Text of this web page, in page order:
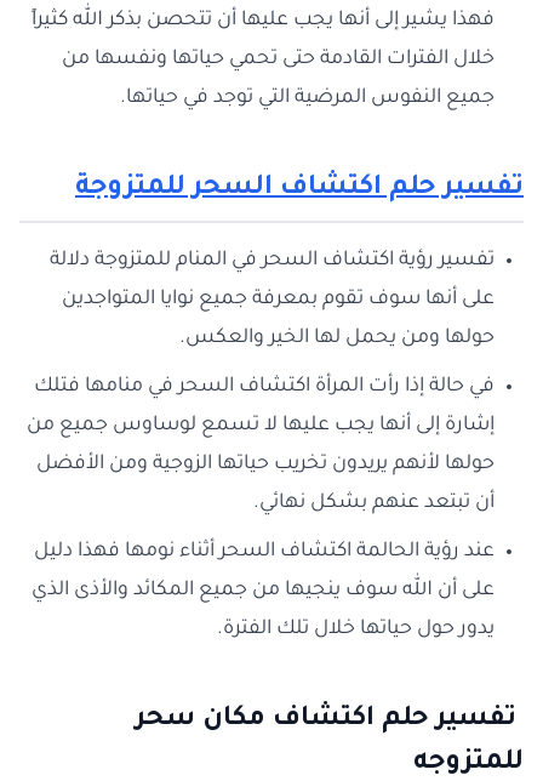
فهذا يشير إلى أنها يجب عليها أن تتحصن بذكر الله كثيراً
خلال الفترات القادمة حتى تحمي حياتها ونفسها من
جميع النفوس المرضية التي توجد في حياتها.
تفسير حلم اكتشاف السحر للمتزوجة
تفسير رؤية اكتشاف السحر في المنام للمتزوجة دلالة
على أنها سوف تقوم بمعرفة جميع نوايا المتواجدين
حولها ومن يحمل لها الخير والعكس.
في حالة إذا رأت المرأة اكتشاف السحر في منامها فتلك
إشارة إلى أنها يجب عليها لا تسمع لوساوس جميع من
حولها لأنهم يريدون تخريب حياتها الزوجية ومن الأفضل
أن تبتعد عنهم بشكل نهائي.
عند رؤية الحالمة اكتشاف السحر أثناء نومها فهذا دليل
على أن الله سوف ينجيها من جميع المكائد والأذى الذي
يدور حول حياتها خلال تلك الفترة.
تفسير حلم اكتشاف مكان سحر
للمتزوجه